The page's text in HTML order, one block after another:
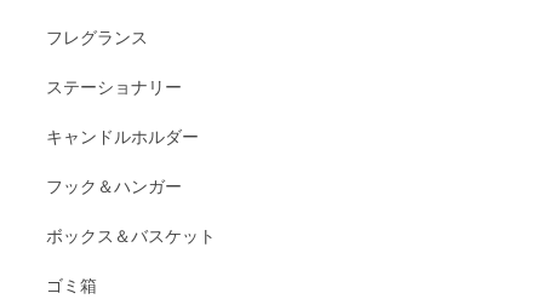
フレグランス
ステーショナリー
キャンドルホルダー
フック＆ハンガー
ボックス＆バスケット
ゴミ箱